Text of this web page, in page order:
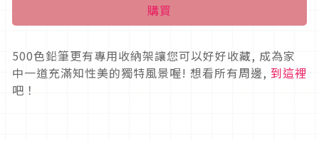
購買
500色鉛筆更有專用收納架讓您可以好好收藏, 成為家
中一道充滿知性美的獨特風景喔! 想看所有周邊, 到這裡
吧！